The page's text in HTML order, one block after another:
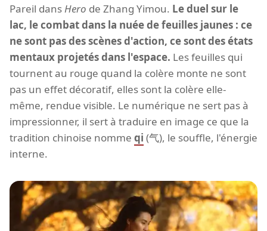
Pareil dans Hero de Zhang Yimou. Le duel sur le
lac, le combat dans la nuée de feuilles jaunes : ce
ne sont pas des scènes d'action, ce sont des états
mentaux projetés dans l'espace. Les feuilles qui
tournent au rouge quand la colère monte ne sont
pas un effet décoratif, elles sont la colère elle-
même, rendue visible. Le numérique ne sert pas à
impressionner, il sert à traduire en image ce que la
tradition chinoise nomme qi (气), le souffle, l'énergie
interne.